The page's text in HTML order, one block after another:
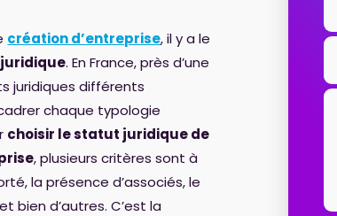
création d’entreprise, il y a le
. En France, près d’une
juridiques différents
chaque typologie
choisir le statut juridique de
, plusieurs critères sont à
la présence d’associés, le
bien d’autres. C’est la